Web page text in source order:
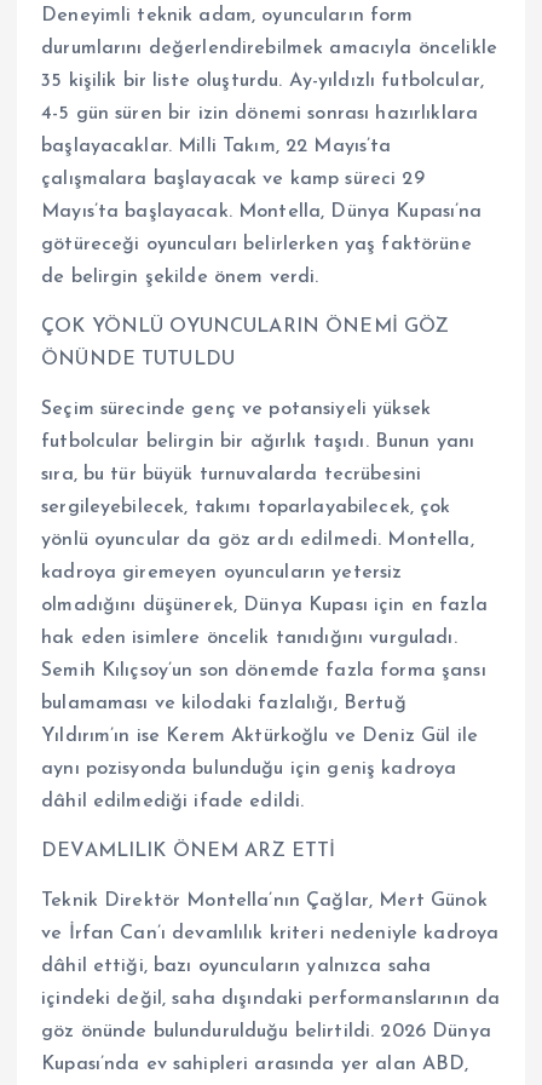
Deneyimli teknik adam, oyuncuların form
durumlarını değerlendirebilmek amacıyla öncelikle
35 kişilik bir liste oluşturdu. Ay-yıldızlı futbolcular,
4-5 gün süren bir izin dönemi sonrası hazırlıklara
başlayacaklar. Milli Takım, 22 Mayıs’ta
çalışmalara başlayacak ve kamp süreci 29
Mayıs’ta başlayacak. Montella, Dünya Kupası’na
götüreceği oyuncuları belirlerken yaş faktörüne
de belirgin şekilde önem verdi.
ÇOK YÖNLÜ OYUNCULARIN ÖNEMİ GÖZ
ÖNÜNDE TUTULDU
Seçim sürecinde genç ve potansiyeli yüksek
futbolcular belirgin bir ağırlık taşıdı. Bunun yanı
sıra, bu tür büyük turnuvalarda tecrübesini
sergileyebilecek, takımı toparlayabilecek, çok
yönlü oyuncular da göz ardı edilmedi. Montella,
kadroya giremeyen oyuncuların yetersiz
olmadığını düşünerek, Dünya Kupası için en fazla
hak eden isimlere öncelik tanıdığını vurguladı.
Semih Kılıçsoy’un son dönemde fazla forma şansı
bulamaması ve kilodaki fazlalığı, Bertuğ
Yıldırım’ın ise Kerem Aktürkoğlu ve Deniz Gül ile
aynı pozisyonda bulunduğu için geniş kadroya
dâhil edilmediği ifade edildi.
DEVAMLILIK ÖNEM ARZ ETTİ
Teknik Direktör Montella’nın Çağlar, Mert Günok
ve İrfan Can’ı devamlılık kriteri nedeniyle kadroya
dâhil ettiği, bazı oyuncuların yalnızca saha
içindeki değil, saha dışındaki performanslarının da
göz önünde bulundurulduğu belirtildi. 2026 Dünya
Kupası’nda ev sahipleri arasında yer alan ABD,